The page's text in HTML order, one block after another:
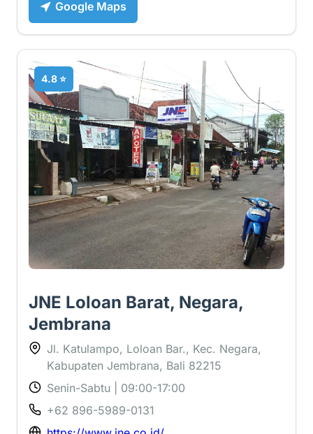
Google Maps
4.8 ⭐
JNE Loloan Barat, Negara,
Jembrana
Jl. Katulampo, Loloan Bar., Kec. Negara,
Kabupaten Jembrana, Bali 82215
Senin-Sabtu | 09:00-17:00
+62 896-5989-0131